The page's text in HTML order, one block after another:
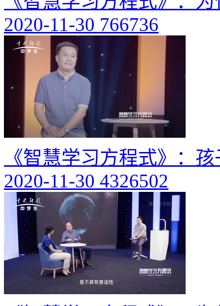
2020-11-30 766736
《智慧学习方程式》：
2020-11-30 4326502